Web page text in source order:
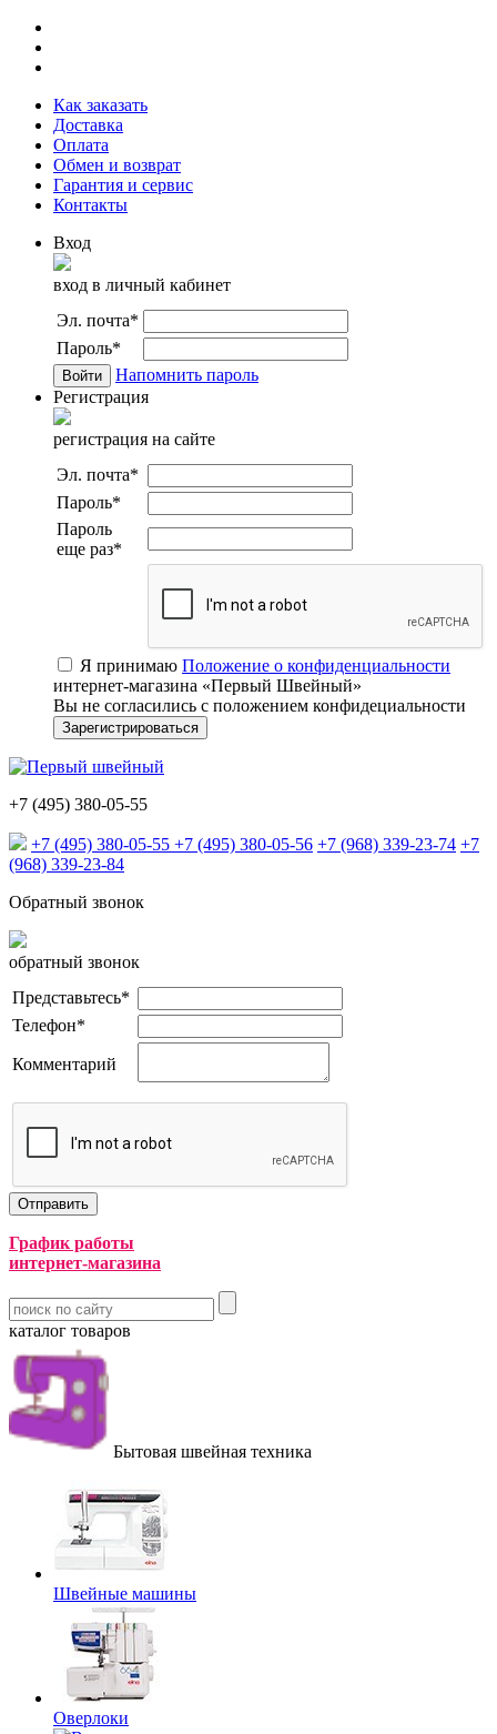
Как заказать
Доставка
Оплата
Обмен и возврат
Гарантия и сервис
Контакты
Вход
вход в личный кабинет
Эл. почта*
Пароль*
Напомнить пароль
Регистрация
регистрация на сайте
Эл. почта*
Пароль*
Пароль
еще раз*
Я принимаю Положение о конфиденциальности
интернет-магазина «Первый Швейный»
Вы не согласились с положением конфидециальности
+7 (495) 380-05-55
+7 (495) 380-05-55 +7 (495) 380-05-56 +7 (968) 339-23-74 +7
(968) 339-23-84
Обратный звонок
обратный звонок
Представьтесь*
Телефон*
Комментарий
График работы
интернет-магазина
каталог товаров
Бытовая швейная техника
Швейные машины
Оверлоки